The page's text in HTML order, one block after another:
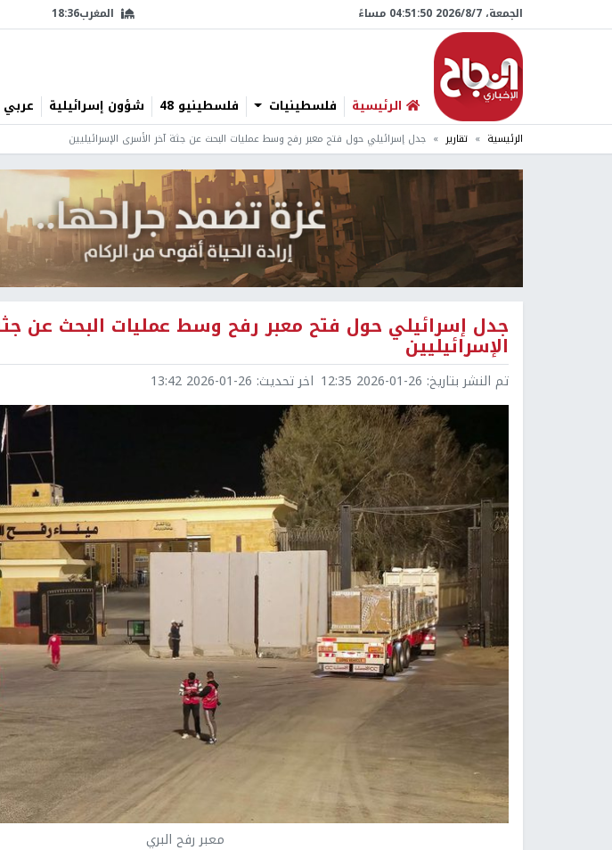
الجمعة، 7/‏8/‏2026 04:51:52 مساءً المغرب18:36
الرئيسية فلسطينيات فلسطينيو 48 شؤون إسرائيلية
الرئيسية تقارير جدل إسرائيلي حول فتح معبر رفح وسط عمليات البحث عن جثة آخر الأسرى الإسرائيليين
جدل إسرائيلي حول فتح معبر رفح وسط عمليات البحث عن
الإسرائيليين
تم النشر بتاريخ: 2026-01-26 12:35 اخر تحديث: 2026-01-26 13:42
معبر رفح البري